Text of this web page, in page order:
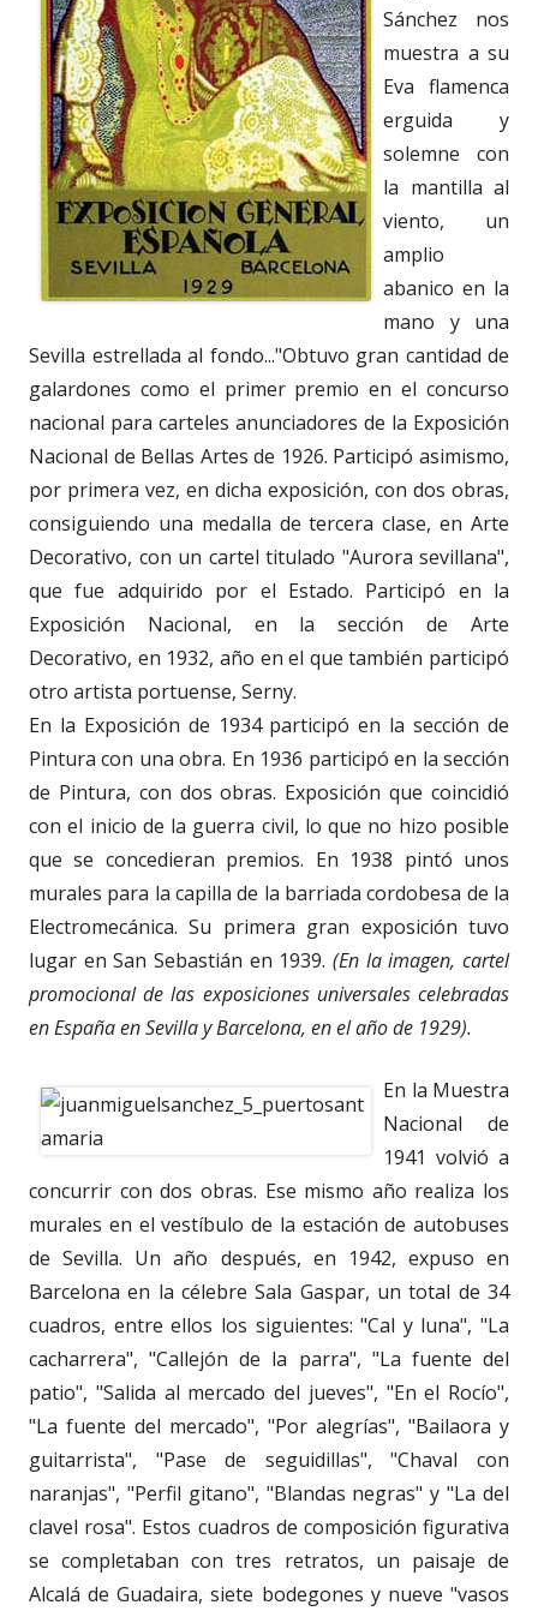
Sánchez nos
muestra a su
Eva flamenca
erguida y
solemne con
la mantilla al
viento, un
amplio
abanico en la
mano y una
Sevilla estrellada al fondo..."Obtuvo gran cantidad de
galardones como el primer premio en el concurso
nacional para carteles anunciadores de la Exposición
Nacional de Bellas Artes de 1926. Participó asimismo,
por primera vez, en dicha exposición, con dos obras,
consiguiendo una medalla de tercera clase, en Arte
Decorativo, con un cartel titulado "Aurora sevillana",
que fue adquirido por el Estado. Participó en la
Exposición Nacional, en la sección de Arte
Decorativo, en 1932, año en el que también participó
otro artista portuense, Serny.
En la Exposición de 1934 participó en la sección de
Pintura con una obra. En 1936 participó en la sección
de Pintura, con dos obras. Exposición que coincidió
con el inicio de la guerra civil, lo que no hizo posible
que se concedieran premios. En 1938 pintó unos
murales para la capilla de la barriada cordobesa de la
Electromecánica. Su primera gran exposición tuvo
lugar en San Sebastián en 1939. (En la imagen, cartel
promocional de las exposiciones universales celebradas
en España en Sevilla y Barcelona, en el año de 1929).
En la Muestra
Nacional de
1941 volvió a
concurrir con dos obras. Ese mismo año realiza los
murales en el vestíbulo de la estación de autobuses
de Sevilla. Un año después, en 1942, expuso en
Barcelona en la célebre Sala Gaspar, un total de 34
cuadros, entre ellos los siguientes: "Cal y luna", "La
cacharrera", "Callejón de la parra", "La fuente del
patio", "Salida al mercado del jueves", "En el Rocío",
"La fuente del mercado", "Por alegrías", "Bailaora y
guitarrista", "Pase de seguidillas", "Chaval con
naranjas", "Perfil gitano", "Blandas negras" y "La del
clavel rosa". Estos cuadros de composición figurativa
se completaban con tres retratos, un paisaje de
Alcalá de Guadaira, siete bodegones y nueve "vasos